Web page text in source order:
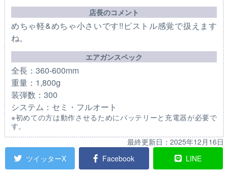
店長のコメント
めちゃ軽&めちゃ小さいです!!ピストル感覚で扱えます
ね。
エアガンスペック
全長：360-600mm
重量：1,800g
装弾数：300
システム：セミ・フルオート
※初めての方は動作させるためにバッテリーと充電器が必要で
す。
最終更新日： 2025年12月16日
ツイッターX
Facebook LINE